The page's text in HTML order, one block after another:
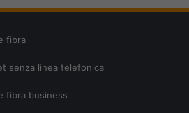
fibra
senza linea telefonica
fibra business